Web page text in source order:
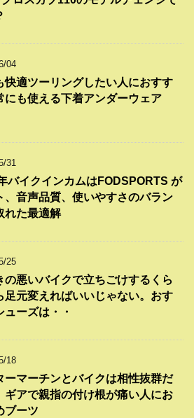
04
快適ツーリングしたい人におすす
にも使える下着アンダーウェア
31
バイクインカムはFODSPORTS が
、音声品質、使いやすさのバラン
れた最適解
25
の悪いバイクで立ちごけするくら
足元変えればいいじゃない。おす
ューズは・・
18
ーマーチンとバイクは相性抜群だ
ギアで親指の付け根が痛い人にお
ブーツ